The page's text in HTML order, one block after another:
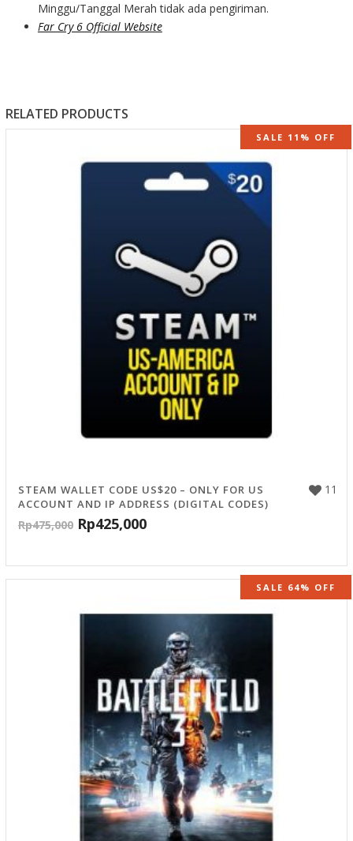
Minggu/Tanggal Merah tidak ada pengiriman.
Far Cry 6 Official Website
RELATED PRODUCTS
SALE 11% OFF
11
STEAM WALLET CODE US$20 – ONLY FOR US
ACCOUNT AND IP ADDRESS (DIGITAL CODES)
Rp475,000 Rp425,000
SALE 64% OFF